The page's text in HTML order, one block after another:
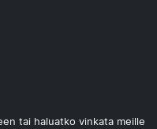
tai haluatko vinkata meille